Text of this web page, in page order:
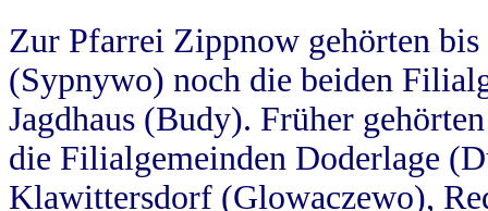
Zur Pfarrei Zippnow gehörten
(Sypnywo) noch die beiden
Jagdhaus (Budy). Früher
die Filialgemeinden Doderlage
Klawittersdorf (Glowaczewo),